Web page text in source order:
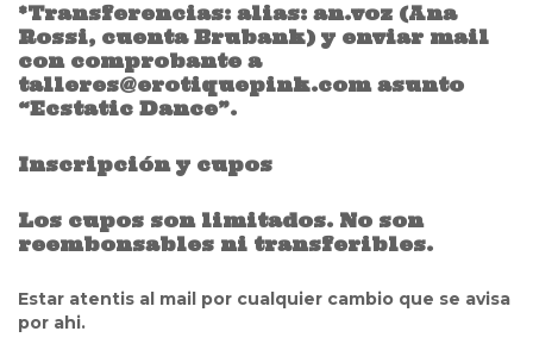
*Transferencias: alias: an.voz (Ana
Rossi, cuenta Brubank) y enviar mail
con comprobante a
talleres@erotiquepink.comasunto
“Ecstatic Dance”.
Inscripción y cupos
Los cupos son limitados. No son
reembonsables ni transferibles.
Estar atentis al mail por cualquier cambio que se avisa
por ahi.